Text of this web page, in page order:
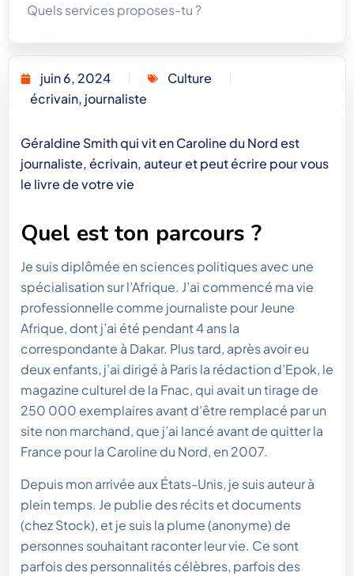
juin 6, 2024
Culture
écrivain, journaliste
Géraldine Smith qui vit en Caroline du Nord est
journaliste, écrivain, auteur et peut écrire pour vous
le livre de votre vie
Quel est ton parcours ?
Je suis diplômée en sciences politiques avec une
spécialisation sur l’Afrique. J’ai commencé ma vie
professionnelle comme journaliste pour Jeune
Afrique, dont j’ai été pendant 4 ans la
correspondante à Dakar. Plus tard, après avoir eu
deux enfants, j’ai dirigé à Paris la rédaction d’Epok, le
magazine culturel de la Fnac, qui avait un tirage de
250 000 exemplaires avant d’être remplacé par un
site non marchand, que j’ai lancé avant de quitter la
France pour la Caroline du Nord, en 2007.
Depuis mon arrivée aux États-Unis, je suis auteur à
plein temps. Je publie des récits et documents
(chez Stock), et je suis la plume (anonyme) de
personnes souhaitant raconter leur vie. Ce sont
parfois des personnalités célèbres, parfois des
Quels services proposes-tu ?